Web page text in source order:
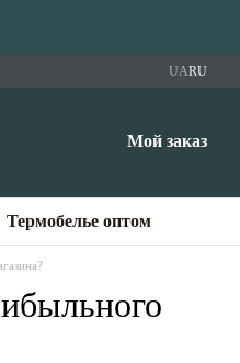
UARU
Мой заказ
Термобелье оптом